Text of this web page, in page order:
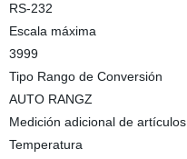
RS-232
Escala máxima
3999
Tipo Rango de Conversión
AUTO RANGZ
Medición adicional de artículos
Temperatura